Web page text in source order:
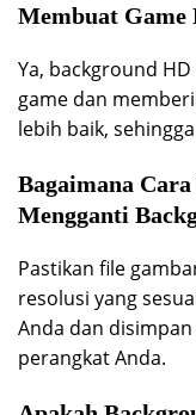
Membuat
Ya, background
game dan
lebih baik,
Bagaimana
Mengganti
Pastikan file
resolusi yang
Anda dan
perangkat Anda.